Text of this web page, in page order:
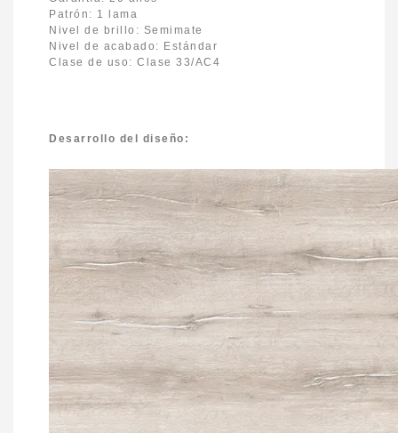
Patrón: 1 lama
Nivel de brillo: Semimate
Nivel de acabado: Estándar
Clase de uso: Clase 33/AC4
Desarrollo del diseño: